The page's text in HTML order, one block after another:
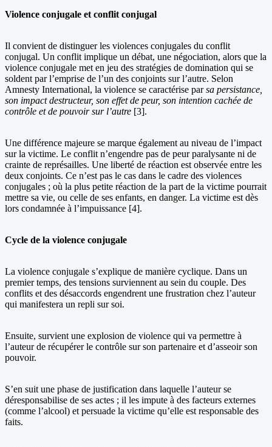
Violence conjugale et conflit conjugal
Il convient de distinguer les violences conjugales du conflit
conjugal. Un conflit implique un débat, une négociation, alors que la
violence conjugale met en jeu des stratégies de domination qui se
soldent par l’emprise de l’un des conjoints sur l’autre. Selon
Amnesty International, la violence se caractérise parsa persistance,
son impact destructeur, son effet de peur, son intention cachée de
contrôle et de pouvoir sur l’autre [3].
Une différence majeure se marque également au niveau de l’impact
sur la victime. Le conflit n’engendre pas de peur paralysante ni de
crainte de représailles. Une liberté de réaction est observée entre les
deux conjoints. Ce n’est pas le cas dans le cadre des violences
conjugales ; où la plus petite réaction de la part de la victime pourrait
mettre sa vie, ou celle de ses enfants, en danger. La victime est dès
lors condamnée à l’impuissance [4].
Cycle de la violence conjugale
La violence conjugale s’explique de manière cyclique. Dans un
premier temps, des tensions surviennent au sein du couple. Des
conflits et des désaccords engendrent une frustration chez l’auteur
qui manifestera un repli sur soi.
Ensuite, survient une explosion de violence qui va permettre à
l’auteur de récupérer le contrôle sur son partenaire et d’asseoir son
pouvoir.
S’en suit une phase de justification dans laquelle l’auteur se
déresponsabilise de ses actes ; il les impute à des facteurs externes
(comme l’alcool) et persuade la victime qu’elle est responsable des
faits.